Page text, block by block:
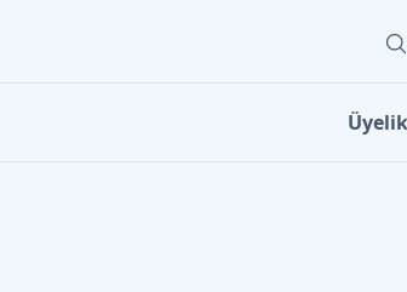
Üyelik